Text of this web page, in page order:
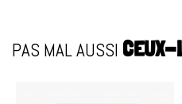
PAS MAL AUSSI CEUX-